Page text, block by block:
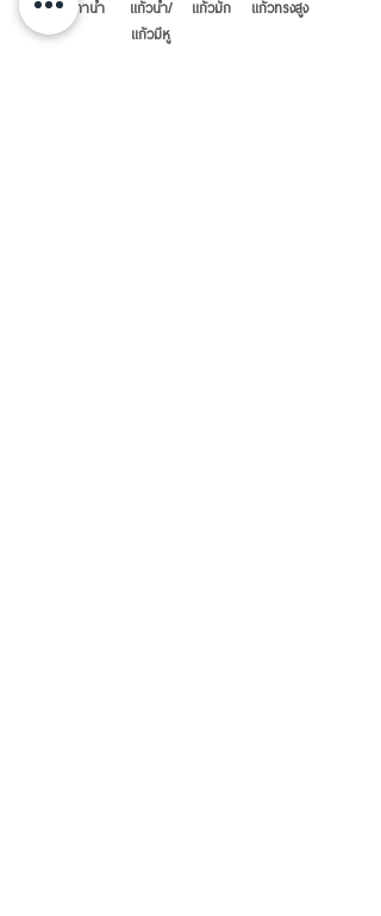
กาน้ำ
แก้วน้ำ/
แก้วมีหู
แก้วมัก แก้วทรงสูง